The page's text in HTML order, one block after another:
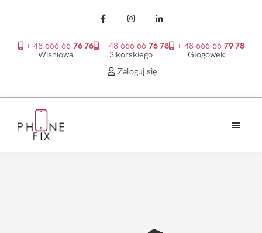
+ 48 666 66 76 76
Wiśniowa
+ 48 666 66 76 78
Sikorskiego
+ 48 666 66 79 78
Głogówek
Zaloguj się
głównego